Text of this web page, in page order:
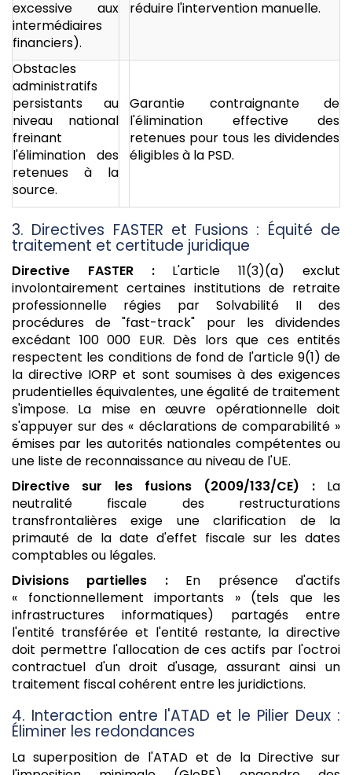
excessive aux
intermédiaires
financiers).
réduire l'intervention manuelle.
Obstacles
administratifs
persistants au
niveau national
freinant
l'élimination des
retenues à la
source.
Garantie contraignante de
l'élimination effective des
retenues pour tous les dividendes
éligibles à la PSD.
3. Directives FASTER et Fusions : Équité de
traitement et certitude juridique
Directive FASTER :L'article 11(3)(a) exclut
involontairement certaines institutions de retraite
professionnelle régies par Solvabilité II des
procédures de "fast-track" pour les dividendes
excédant 100 000 EUR. Dès lors que ces entités
respectent les conditions de fond de l'article 9(1) de
la directive IORP et sont soumises à des exigences
prudentielles équivalentes, une égalité de traitement
s'impose. La mise en œuvre opérationnelle doit
s'appuyer sur des « déclarations de comparabilité »
émises par les autorités nationales compétentes ou
une liste de reconnaissance au niveau de l'UE.
Directive sur les fusions (2009/133/CE) :La
neutralité fiscale des restructurations
transfrontalières exige une clarification de la
primauté de la date d'effet fiscale sur les dates
comptables ou légales.
Divisions partielles :En présence d'actifs
« fonctionnellement importants » (tels que les
infrastructures informatiques) partagés entre
l'entité transférée et l'entité restante, la directive
doit permettre l'allocation de ces actifs par l'octroi
contractuel d'un droit d'usage, assurant ainsi un
traitement fiscal cohérent entre les juridictions.
4. Interaction entre l'ATAD et le Pilier Deux :
Éliminer les redondances
La superposition de l'ATAD et de la Directive sur